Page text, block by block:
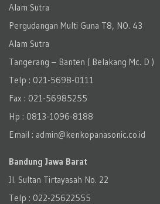
Alam Sutra
Pergudangan Multi Guna T8, NO. 43
Alam Sutra
Tangerang – Banten‎ ( Belakang Mc. D )
Telp : 021-5698-0111
Fax : 021-56985255
Hp : 0813-1096-8188
Email : admin@kenkopanasonic.co.id
Bandung Jawa Barat
Jl. Sultan Tirtayasah‎ No. 22
Telp : 022-25622555